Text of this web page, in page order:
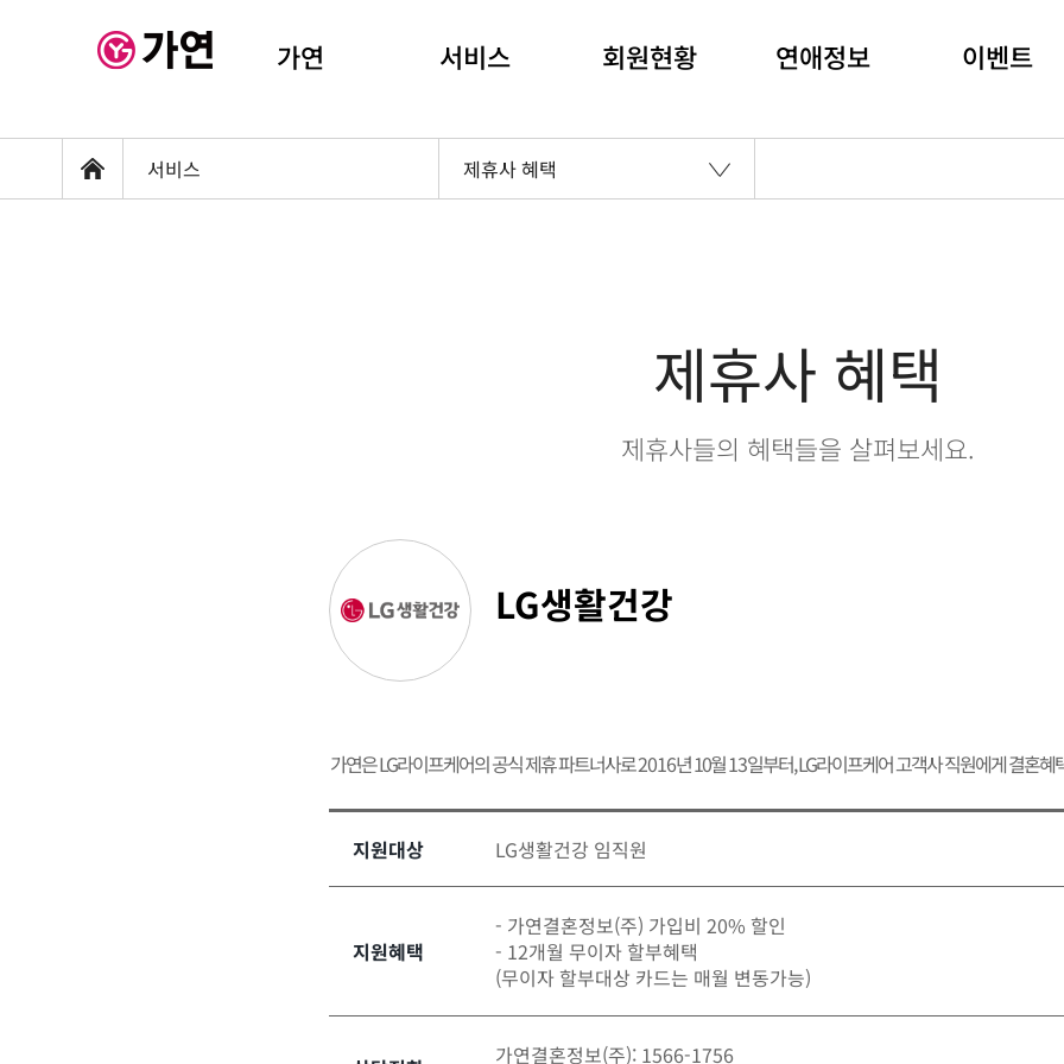
가연 서비스 회원현황 연애정보 이벤트
홈 서비스 제휴사 혜택
제휴사 혜택
제휴사들의 혜택들을 살펴보세요.
LG생활건강
가연은 LG라이프케어의 공식 제휴 파트너사로2016년 10월13일부터, LG라이프케어 고객사 직원에게 결혼
지원대상 LG생활건강 임직원
지원혜택
- 가연결혼정보(주) 가입비 20% 할인
- 12개월 무이자 할부혜택
(무이자 할부대상 카드는 매월 변동가능)
가연결혼정보(주): 1566-1756